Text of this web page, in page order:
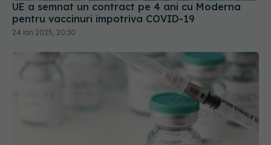
UE a semnat un contract pe 4 ani cu Moderna
pentru vaccinuri împotriva COVID-19
24 ian 2025, 20:30